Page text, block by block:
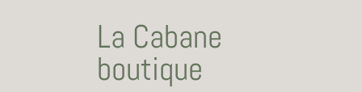
La Cabane
boutique